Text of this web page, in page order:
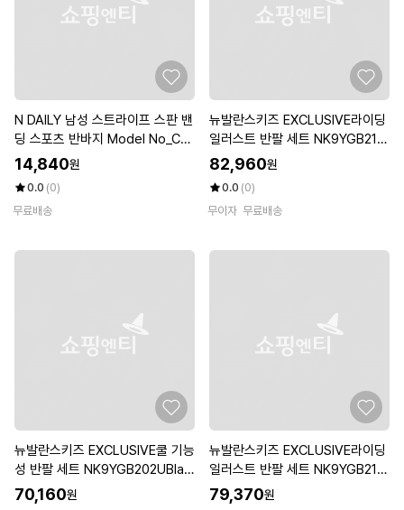
N DAILY 남성 스트라이프 스판 밴
딩 스포츠 반바지 Model No_CB
6067
14,840원
0.0 (0)
무료배송
뉴발란스키즈 EXCLUSIVE라이딩
일러스트 반팔 세트 NK9YGB217
U(20)Red
82,960원
0.0 (0)
무이자 무료배송
뉴발란스키즈 EXCLUSIVE쿨 기능
성 반팔 세트 NK9YGB202UBlac
k
70,160원
뉴발란스키즈 EXCLUSIVE라이딩
일러스트 반팔 세트 NK9YGB217
UPurple
79,370원